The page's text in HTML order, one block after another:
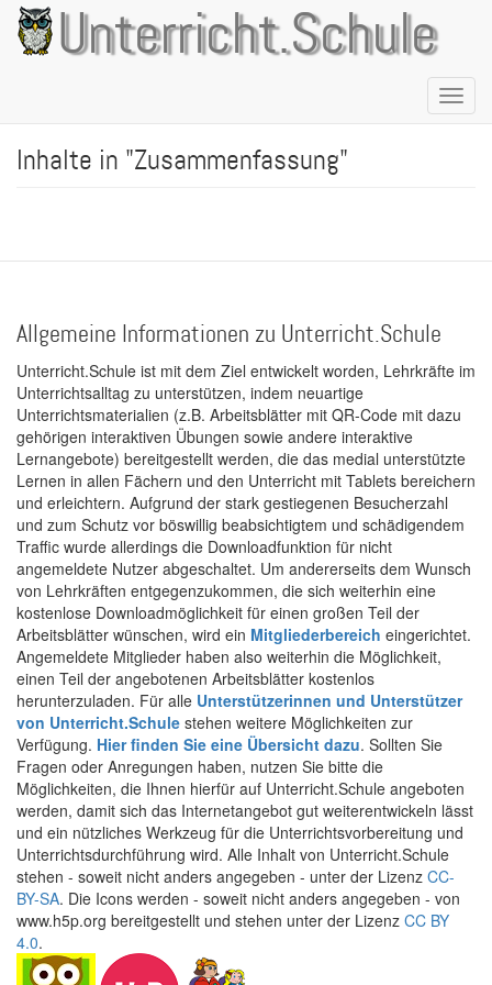
Direkt
zum
Inhalt
Unterricht.Schule
Inhalte in "Zusammenfassung"
Allgemeine Informationen zu Unterricht.Schule
Unterricht.Schule ist mit dem Ziel entwickelt worden, Lehrkräfte im
Unterrichtsalltag zu unterstützen, indem neuartige
Unterrichtsmaterialien (z.B. Arbeitsblätter mit QR-Code mit dazu
gehörigen interaktiven Übungen sowie andere interaktive
Lernangebote) bereitgestellt werden, die das medial unterstützte
Lernen in allen Fächern und den Unterricht mit Tablets bereichern
und erleichtern. Aufgrund der stark gestiegenen Besucherzahl
und zum Schutz vor böswillig beabsichtigtem und schädigendem
Traffic wurde allerdings die Downloadfunktion für nicht
angemeldete Nutzer abgeschaltet. Um andererseits dem Wunsch
von Lehrkräften entgegenzukommen, die sich weiterhin eine
kostenlose Downloadmöglichkeit für einen großen Teil der
Arbeitsblätter wünschen, wird ein Mitgliederbereich eingerichtet.
Angemeldete Mitglieder haben also weiterhin die Möglichkeit,
einen Teil der angebotenen Arbeitsblätter kostenlos
herunterzuladen. Für alle Unterstützerinnen und Unterstützer
von Unterricht.Schule stehen weitere Möglichkeiten zur
Verfügung. Hier finden Sie eine Übersicht dazu. Sollten Sie
Fragen oder Anregungen haben, nutzen Sie bitte die
Möglichkeiten, die Ihnen hierfür auf Unterricht.Schule angeboten
werden, damit sich das Internetangebot gut weiterentwickeln lässt
und ein nützliches Werkzeug für die Unterrichtsvorbereitung und
Unterrichtsdurchführung wird. Alle Inhalt von Unterricht.Schule
stehen - soweit nicht anders angegeben - unter der Lizenz CC-
BY-SA. Die Icons werden - soweit nicht anders angegeben - von
www.h5p.org bereitgestellt und stehen unter der Lizenz CC BY
4.0.